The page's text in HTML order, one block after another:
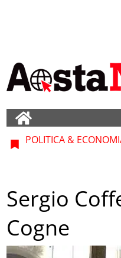
POLITICA &
Sergio
Cogne